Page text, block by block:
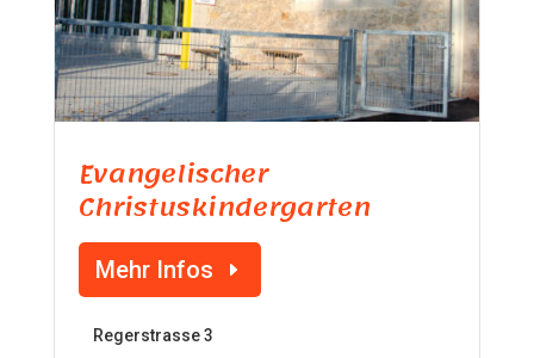
Evangelischer
Christuskindergarten
Mehr Infos
Regerstrasse 3